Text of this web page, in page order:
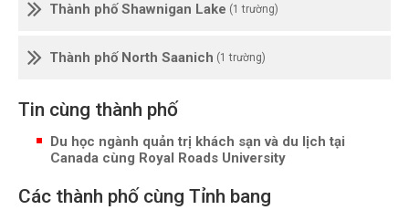
Thành phố Shawnigan Lake (1 trường)
Thành phố North Saanich (1 trường)
Tin cùng thành phố
Du học ngành quản trị khách sạn và du lịch tại
Canada cùng Royal Roads University
Các thành phố cùng Tỉnh bang